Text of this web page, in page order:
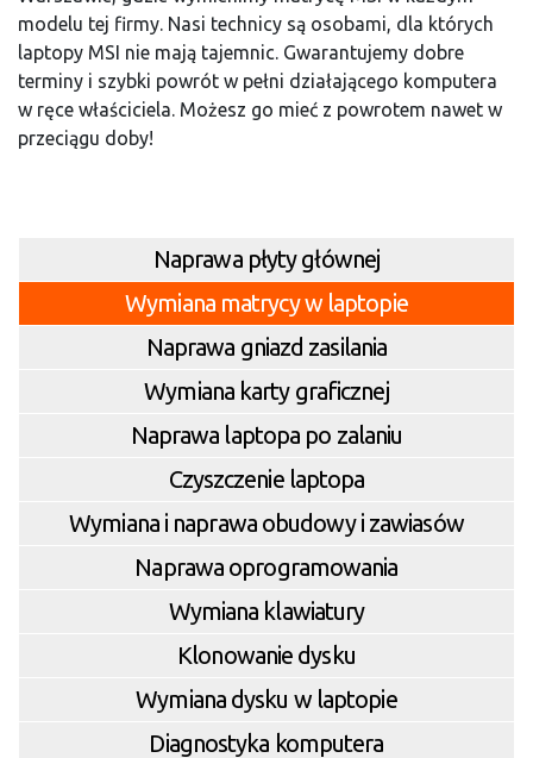
modelu tej firmy. Nasi technicy są osobami, dla których
laptopy MSI nie mają tajemnic. Gwarantujemy dobre
terminy i szybki powrót w pełni działającego komputera
w ręce właściciela. Możesz go mieć z powrotem nawet w
przeciągu doby!
Naprawa płyty głównej
Wymiana matrycy w laptopie
Naprawa gniazd zasilania
Wymiana karty graficznej
Naprawa laptopa po zalaniu
Czyszczenie laptopa
Wymiana i naprawa obudowy i zawiasów
Naprawa oprogramowania
Wymiana klawiatury
Klonowanie dysku
Wymiana dysku w laptopie
Diagnostyka komputera